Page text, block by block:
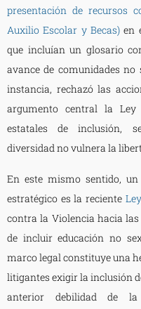
presentación de recursos
Auxilio Escolar y Becas)en
que incluían un glosario
avance de comunidades no
instancia, rechazó las
argumento central la
estatales de inclusión,
diversidad no vulnera la
En este mismo sentido,
estratégico es la reciente
contra la Violencia hacia
de incluir educación no
marco legal constituye una
litigantes exigir la inclusión
anterior debilidad de